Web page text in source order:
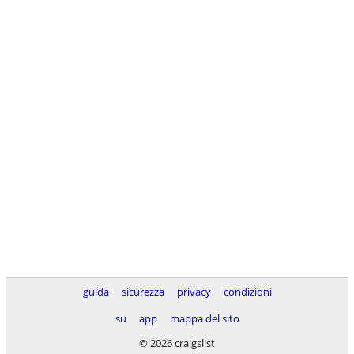
guida sicurezza privacy
condizioni
su
app
mappa del sito
© 2026 craigslist